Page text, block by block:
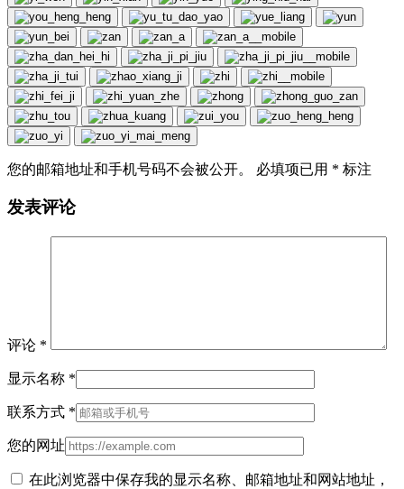
您的邮箱地址和手机号码不会被公开。 必填项已用 * 标注
发表评论
评论 *
显示名称 *
联系方式 *
您的网址
在此浏览器中保存我的显示名称、邮箱地址和网站地址，